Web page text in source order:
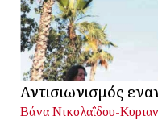
Αντισιωνισμός
Βάνα Νικολαΐδου-